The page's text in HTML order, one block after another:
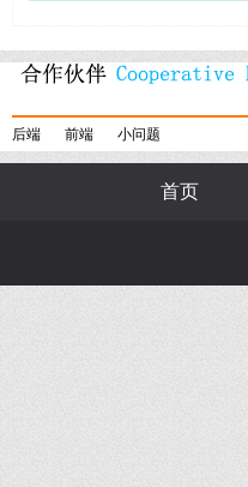
后端 前端 小问题
首页